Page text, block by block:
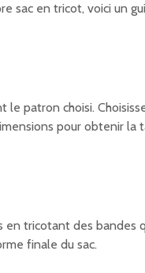
sac en tricot, voici un
le patron choisi.
pour obtenir la
en tricotant des bandes
finale du sac.